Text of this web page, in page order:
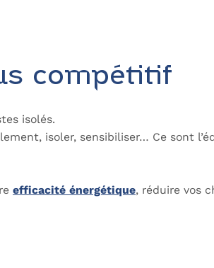
compétitif
isolés.
isoler, sensibiliser… Ce sont
efficacité énergétique, réduire vos